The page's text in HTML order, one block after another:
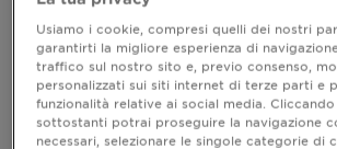
CLOSE SUBPANEL
INGREDIENTI
Usiamo i cookie, compresi quelli dei nostri
garantirti la migliore esperienza di
traffico sul nostro sito e, previo consenso,
personalizzati sui siti internet di terze parti e
funzionalità relative ai social media.
sottostanti potrai proseguire la navigazione
necessari, selezionare le singole categorie di